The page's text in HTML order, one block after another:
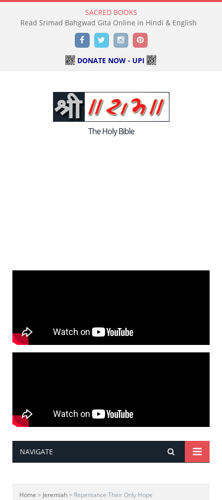
SACRED BOOKS
Read Srimad Bahgwad Gita Online in Hindi & English
FacebookTwitterInstagramPinterest
DONATE NOW - UPI
The Holy Bible
NAVIGATE
Home > Jeremiah> Repentance Their Only Hope